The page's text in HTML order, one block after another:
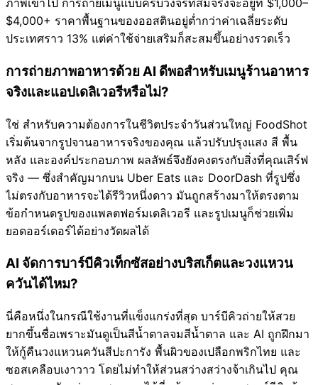
ภาพเข้าไป การถ่ายเมนูแบบครบวงจรที่สมจริงจะอยู่ที่ $1,000–
$4,000+ ราคาพื้นฐานของออสตินอยู่ต่ำกว่าค่าเฉลี่ยระดับ
ประเทศราว 13% แต่ค่าใช้จ่ายเสริมก็สะสมขึ้นอย่างรวดเร็ว
การถ่ายภาพอาหารด้วย AI ดีพอสำหรับเมนูร้านอาหาร
จริงและแอปเดลิเวอรีหรือไม่?
ใช่ สำหรับความต้องการในชีวิตประจำวันส่วนใหญ่ FoodShot
เริ่มต้นจากรูปจานอาหารจริงของคุณ แล้วปรับปรุงแสง สี พื้น
หลัง และองค์ประกอบภาพ ผลลัพธ์จึงยังคงตรงกับสิ่งที่คุณเสิร์ฟ
จริง — ซึ่งสำคัญมากบน Uber Eats และ DoorDash ที่รูปซึ่ง
ไม่ตรงกับอาหารจะได้รีวิวหนึ่งดาว มันถูกสร้างมาให้ตรงตาม
ข้อกำหนดรูปของแพลตฟอร์มเดลิเวอรี และรูปเมนูก็ช่วยเพิ่ม
ยอดออร์เดอร์ได้อย่างวัดผลได้
AI จัดการบาร์บีคิวเท็กซัสอย่างบริสเก็ตและวงแหวน
ควันได้ไหม?
นี่คือหนึ่งในกรณีใช้งานที่แข็งแกร่งที่สุด บาร์บีคิวถ่ายให้สวย
ยากขึ้นชื่อเพราะมันดูเป็นสีน้ำตาลจมสีน้ำตาล และ AI ถูกฝึกมา
ให้กู้คืนวงแหวนควันสีปะการัง พื้นผิวของเปลือกพริกไทย และ
ซอสเคลือบเงาวาว โดยไม่ทำให้ส่วนสว่างสว่างจ้าเกินไป คุณ